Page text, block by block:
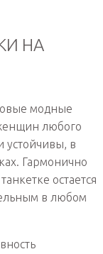
НА
модные
любого
устойчивы, в
Гармонично
остается
в любом